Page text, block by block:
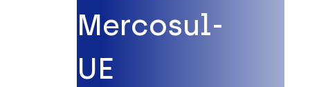
Mercosul-
UE